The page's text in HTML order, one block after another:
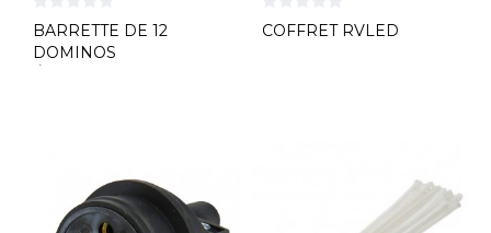
BARRETTE DE 12
DOMINOS
COFFRET RVLED